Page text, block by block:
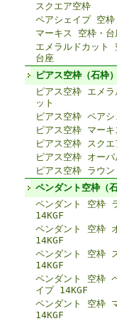
スクエア空枠
ペアシェイプ 空枠
マーキス 空枠・台
エメラルドカット
台座
ピアス空枠（石枠）
ピアス空枠 エメラ
ット
ピアス空枠 ペアシ
ピアス空枠 マーキ
ピアス空枠 スクエ
ピアス空枠 オーバ
ピアス空枠 ラウン
ペンダント空枠（石
ペンダント 空枠
14KGF
ペンダント 空枠
14KGF
ペンダント 空枠
14KGF
ペンダント 空枠
イプ 14KGF
ペンダント 空枠
14KGF